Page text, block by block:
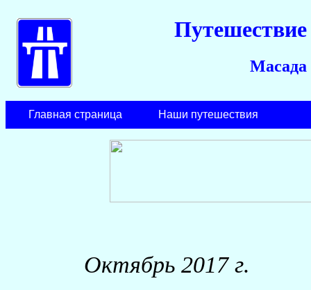
Путешествие
Масада
Главная страница Наши путешествия
Октябрь 2017 г.